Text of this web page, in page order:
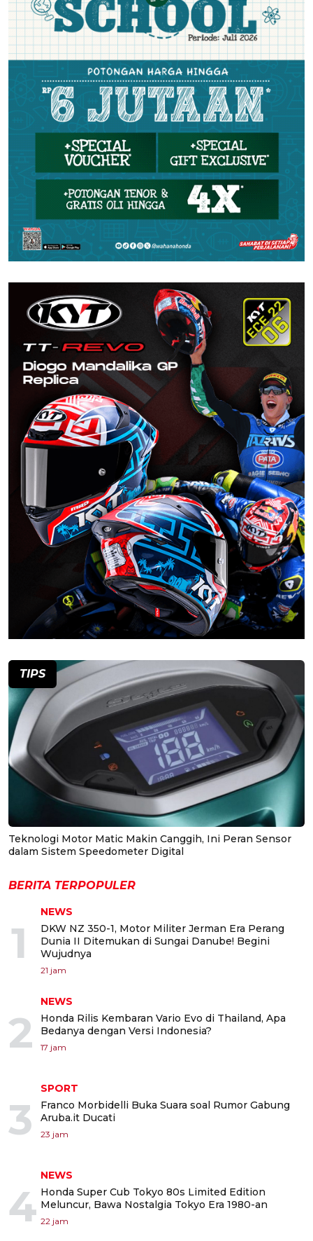
TIPS
Teknologi Motor Matic Makin Canggih, Ini Peran Sensor
dalam Sistem Speedometer Digital
BERITA TERPOPULER
1
NEWS
DKW NZ 350-1, Motor Militer Jerman Era Perang
Dunia II Ditemukan di Sungai Danube! Begini
Wujudnya
21 jam
2
NEWS
Honda Rilis Kembaran Vario Evo di Thailand, Apa
Bedanya dengan Versi Indonesia?
17 jam
3
SPORT
Franco Morbidelli Buka Suara soal Rumor Gabung
Aruba.it Ducati
23 jam
4
NEWS
Honda Super Cub Tokyo 80s Limited Edition
Meluncur, Bawa Nostalgia Tokyo Era 1980-an
22 jam